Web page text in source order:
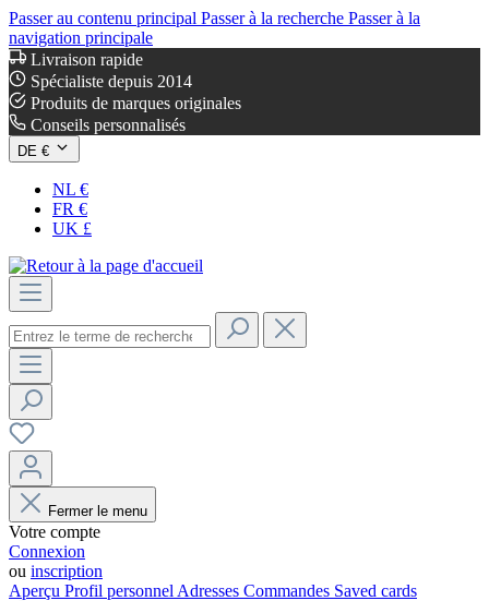
Passer au contenu principal Passer à la recherche Passer à la
navigation principale
Livraison rapide
Spécialiste depuis 2014
Produits de marques originales
Conseils personnalisés
DE €
NL €
FR €
UK £
Fermer le menu
Votre compte
Connexion
ou inscription
Aperçu Profil personnel Adresses Commandes Saved cards